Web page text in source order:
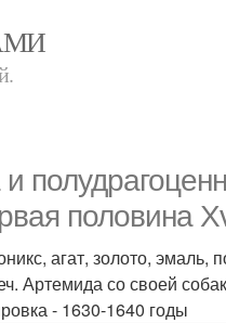
половина
агат, золото, эмаль,
Артемида со своей
- 1630-1640 годы